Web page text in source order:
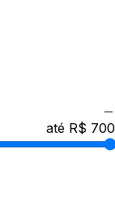
até R$ 700